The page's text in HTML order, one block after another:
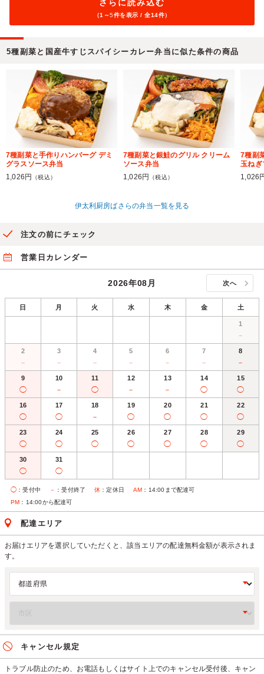
さらに読み込む
（1～5件を表示 / 全14件）
5種副菜と国産牛すじスパイシーカレー弁当に似た条件の商品
7種副菜と手作りハンバーグ デミ
グラスソース弁当
1,026円
（税込）
7種副菜と銀鮭のグリル クリーム
ソース弁当
1,026円
（税込）
7種副
玉ねぎ
1,026
伊太利厨房ばさらの弁当一覧を見る
注文の前にチェック
営業日カレンダー
2026年08月 次へ
日 月 火 水 木 金 土
1
－
2
－
3
－
4
－
5
－
6
－
7
－
8
－
9
◯
10
－
11
◯
12
－
13
－
14
◯
15
◯
16
◯
17
◯
18
－
19
◯
20
◯
21
◯
22
◯
23
◯
24
◯
25
◯
26
◯
27
◯
28
◯
29
◯
30
◯
31
◯
◯ ：受付中 － ：受付終了 休 ：定休日 AM ：14:00まで配達可
PM ：14:00から配達可
配達エリア
お届けエリアを選択していただくと、該当エリアの配達無料金額が表示されま
す。
キャンセル規定
トラブル防止のため、お電話もしくはサイト上でのキャンセル受付後、キャン